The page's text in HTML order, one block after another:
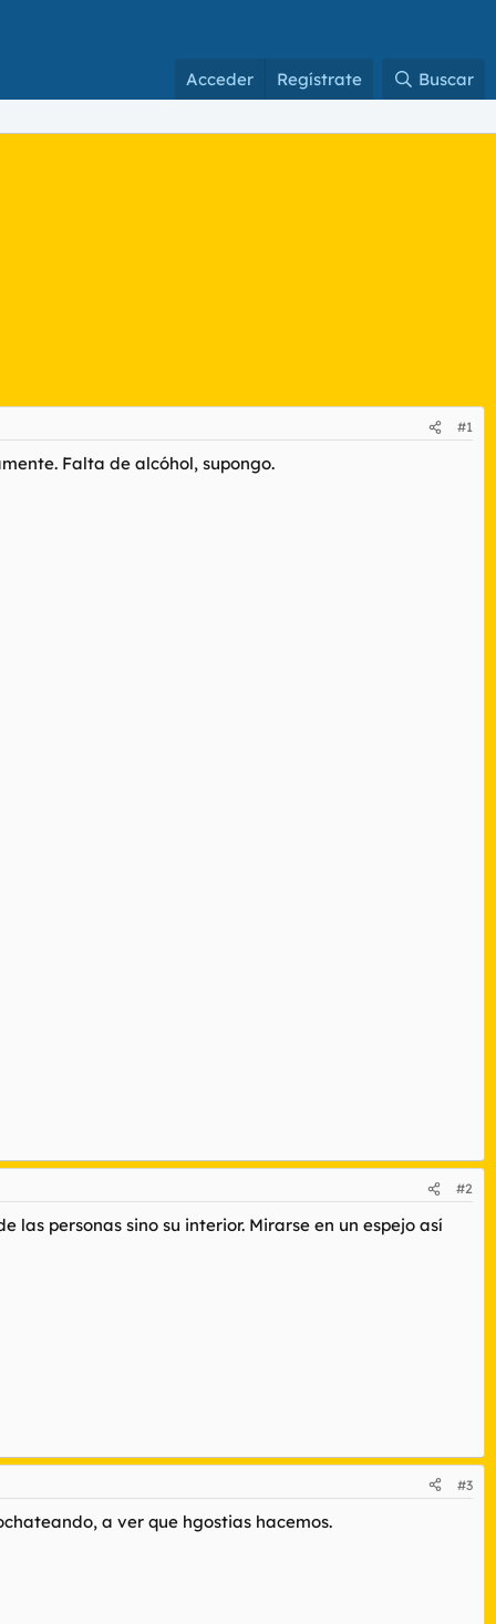
Acceder Regístrate Buscar
#1
Falta de alcóhol, supongo.
#2
las personas sino su interior. Mirarse en un espejo así
#3
a ver que hgostias hacemos.